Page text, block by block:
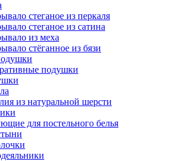
стеганое из перкаля
стеганое из сатина
из меха
стёганное из бязи
подушки
из натуральной шерсти
для постельного белья